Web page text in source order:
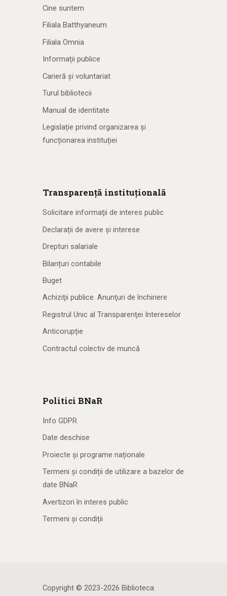
Cine suntem
Filiala Batthyaneum
Filiala Omnia
Informații publice
Carieră și voluntariat
Turul bibliotecii
Manual de identitate
Legislație privind organizarea și
funcționarea instituției
Transparență instituțională
Solicitare informaţii de interes public
Declarații de avere și interese
Drepturi salariale
Bilanțuri contabile
Buget
Achiziţii publice. Anunţuri de închiriere
Registrul Unic al Transparenţei Intereselor
Anticorupție
Contractul colectiv de muncă
Politici BNaR
Info GDPR
Date deschise
Proiecte și programe naționale
Termeni și condiții de utilizare a bazelor de
date BNaR
Avertizori în interes public
Termeni și condiții
Copyright © 2023-2026 Biblioteca